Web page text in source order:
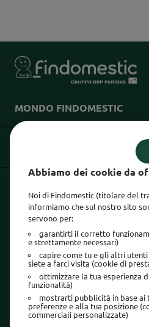
MONDO FINDOMESTIC
La sicurezza è tutto:usa l'App
Abbiamo dei cookie da
Noi di Findomestic (titolare del
informiamo che sul nostro sito
servono per:
garantirti il corretto
e strettamente necessari)
capire come tu e gli altri
siete a farci visita (cookie di
ottimizzare la tua esperienza
funzionalità)
mostrarti pubblicità in base ai
preferenze e alla tua posizione
commerciali personalizzate)